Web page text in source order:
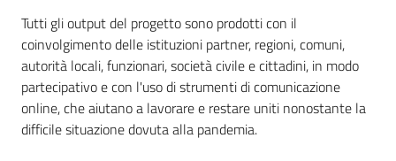
Tutti gli output del progetto sono prodotti con il
coinvolgimento delle istituzioni partner, regioni, comuni,
autorità locali, funzionari, società civile e cittadini, in modo
partecipativo e con l'uso di strumenti di comunicazione
online, che aiutano a lavorare e restare uniti nonostante la
difficile situazione dovuta alla pandemia.